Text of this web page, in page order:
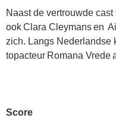
Naast de vertrouwde
ook Clara Cleymans en
zich. Langs Nederlandse
topacteur Romana Vrede
Score